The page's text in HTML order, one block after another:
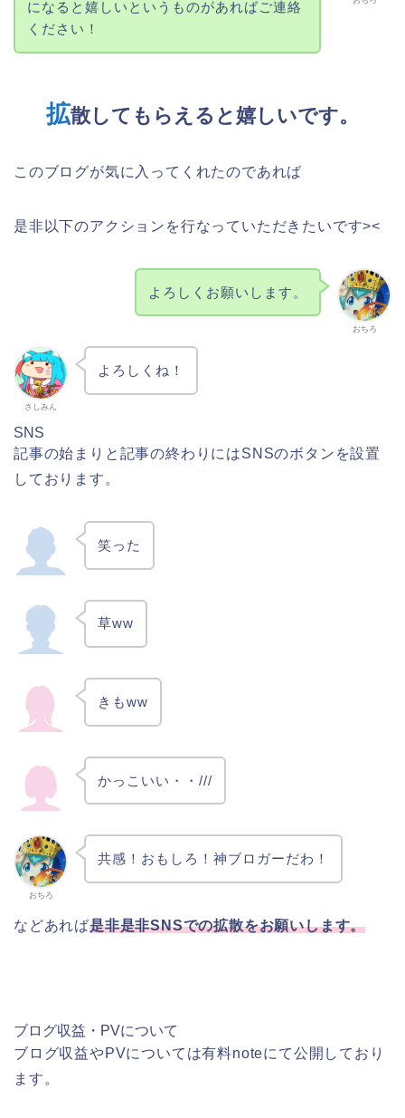
になると嬉しいというものがあればご連絡
ください！
拡散してもらえると嬉しいです。
このブログが気に入ってくれたのであれば
是非以下のアクションを行なっていただきたいです><
おちろ
よろしくお願いします。
さしみん
よろしくね！
SNS
記事の始まりと記事の終わりにはSNSのボタンを設置
しております。
笑った
草ww
きもww
かっこいい・・///
おちろ
共感！おもしろ！神ブロガーだわ！
などあれば是非是非SNSでの拡散をお願いします。
ブログ収益・PVについて
ブログ収益やPVについては有料noteにて公開しており
ます。